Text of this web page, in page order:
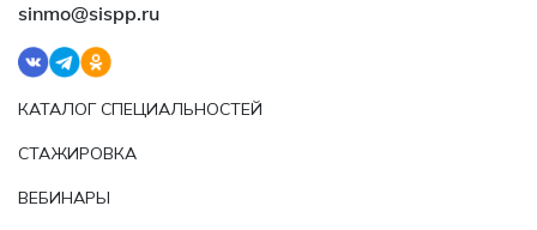
sinmo@sispp.ru
КАТАЛОГ СПЕЦИАЛЬНОСТЕЙ
СТАЖИРОВКА
ВЕБИНАРЫ